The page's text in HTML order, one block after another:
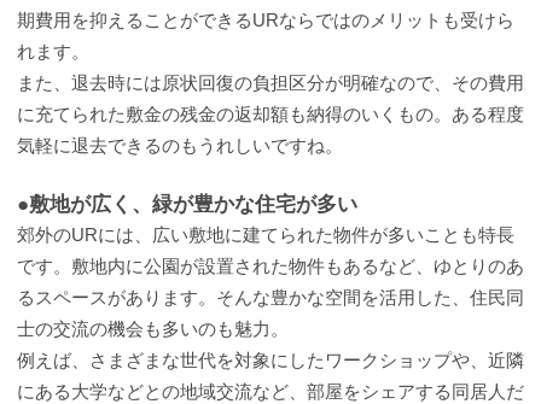
期費用を抑えることができるURならではのメリットも受けら
れます。
また、退去時には原状回復の負担区分が明確なので、その費用
に充てられた敷金の残金の返却額も納得のいくもの。ある程度
気軽に退去できるのもうれしいですね。
●敷地が広く、緑が豊かな住宅が多い
郊外のURには、広い敷地に建てられた物件が多いことも特長
です。敷地内に公園が設置された物件もあるなど、ゆとりのあ
るスペースがあります。そんな豊かな空間を活用した、住民同
士の交流の機会も多いのも魅力。
例えば、さまざまな世代を対象にしたワークショップや、近隣
にある大学などとの地域交流など、部屋をシェアする同居人だ